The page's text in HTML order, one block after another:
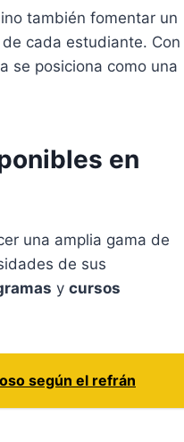
también fomentar un
cada estudiante. Con
se posiciona como una
en
una amplia gama de
de sus
y cursos
según el refrán